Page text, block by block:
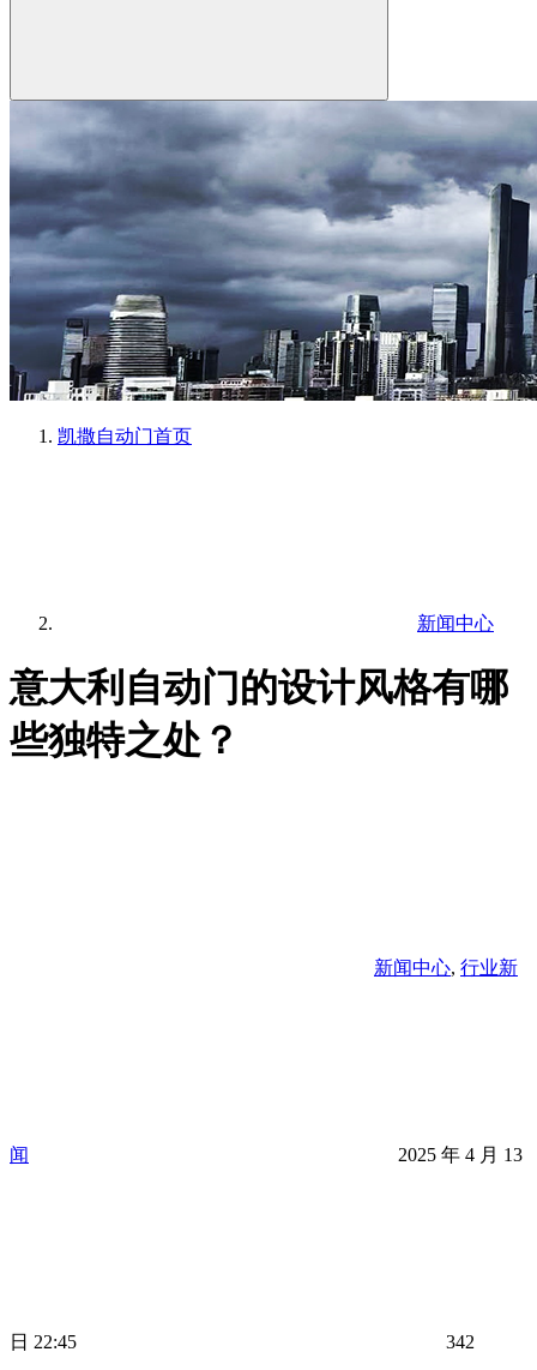
凯撒自动门首页
新闻中心
意大利自动门的设计风格有哪
些独特之处？
新闻中心, 行业新
闻 2025 年 4 月 13
日 22:45 342